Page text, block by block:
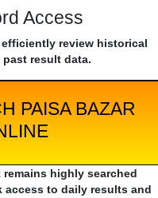
Access
review historical
past result data.
PAISA BAZAR
remains highly searched
access to daily results and